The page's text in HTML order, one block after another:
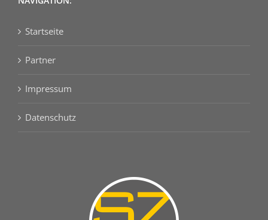
Startseite
Partner
Impressum
Datenschutz